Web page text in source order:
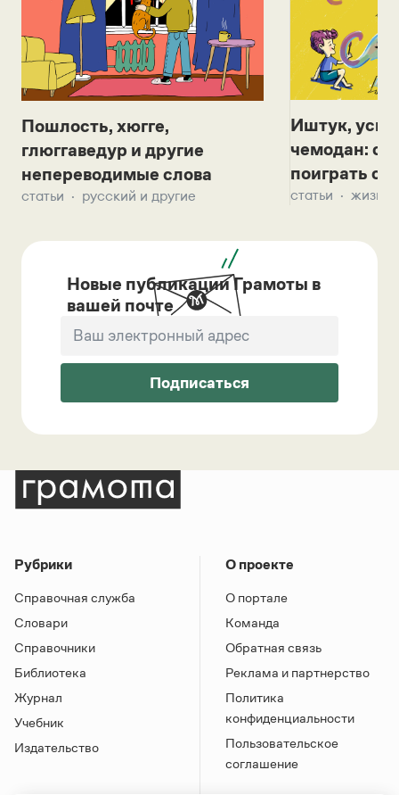
Пошлость, хюгге,
глюггаведур и другие
непереводимые слова
статьи русский и другие
Иштук,
чемодан:
поиграть с
статьи жизнь
Новые публикации Грамоты в
вашей почте
Подписаться
Рубрики
Справочная служба
Словари
Справочники
Библиотека
Журнал
Учебник
Издательство
О проекте
О портале
Команда
Обратная связь
Реклама и партнерство
Политика
конфиденциальности
Пользовательское
соглашение